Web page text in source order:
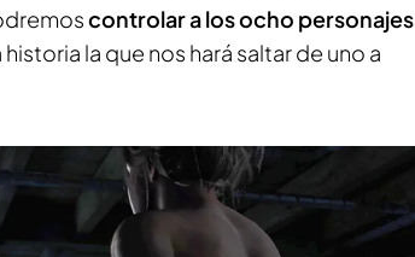
controlar a los ocho personajes
la que nos hará saltar de uno a